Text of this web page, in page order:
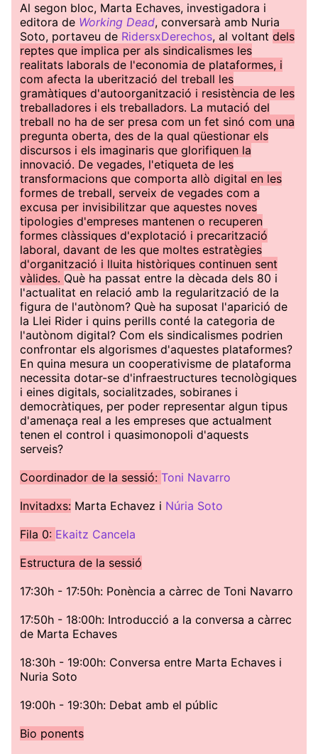
Al segon bloc, Marta Echaves, investigadora i
editora de Working Dead, conversarà amb Nuria
Soto, portaveu de RidersxDerechos, al voltant dels
reptes que implica per als sindicalismes les
realitats laborals de l'economia de plataformes, i
com afecta la uberització del treball les
gramàtiques d'autoorganització i resistència de les
treballadores i els treballadors. La mutació del
treball no ha de ser presa com un fet sinó com una
pregunta oberta, des de la qual qüestionar els
discursos i els imaginaris que glorifiquen la
innovació. De vegades, l'etiqueta de les
transformacions que comporta allò digital en les
formes de treball, serveix de vegades com a
excusa per invisibilitzar que aquestes noves
tipologies d'empreses mantenen o recuperen
formes clàssiques d'explotació i precarització
laboral, davant de les que moltes estratègies
d'organització i lluita històriques continuen sent
vàlides. Què ha passat entre la dècada dels 80 i
l'actualitat en relació amb la regularització de la
figura de l'autònom? Què ha suposat l'aparició de
la Llei Rider i quins perills conté la categoria de
l'autònom digital? Com els sindicalismes podrien
confrontar els algorismes d'aquestes plataformes?
En quina mesura un cooperativisme de plataforma
necessita dotar-se d'infraestructures tecnològiques
i eines digitals, socialitzades, sobiranes i
democràtiques, per poder representar algun tipus
d'amenaça real a les empreses que actualment
tenen el control i quasimonopoli d'aquests
serveis?
Coordinador de la sessió: Toni Navarro
Invitadxs: Marta Echavez i Núria Soto
Fila 0: Ekaitz Cancela
Estructura de la sessió
17:30h - 17:50h: Ponència a càrrec de Toni Navarro
17:50h - 18:00h: Introducció a la conversa a càrrec
de Marta Echaves
18:30h - 19:00h: Conversa entre Marta Echaves i
Nuria Soto
19:00h - 19:30h: Debat amb el públic
Bio ponents